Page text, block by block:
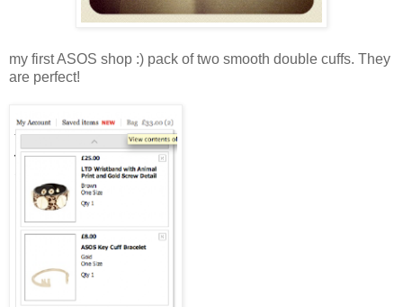
my first ASOS shop :) pack of two smooth double cuffs. They
are perfect!